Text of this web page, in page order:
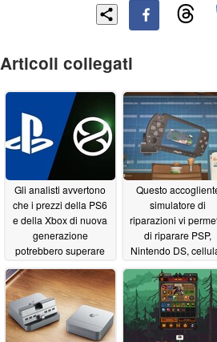
Articoli collegati
Gli analisti avvertono
che i prezzi della PS6
e della Xbox di nuova
generazione
potrebbero superare
Machine06/24/2026
Questo
simulatore di
riparazioni vi
di riparare PSP,
Nintendo DS,
dispositivi
retrò
degli anni 2000
06/20/2026